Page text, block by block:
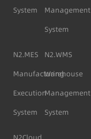
System
Management
System
N2.MES
Manufacturing
Execution
System
N2.WMS
Warehouse
Management
System